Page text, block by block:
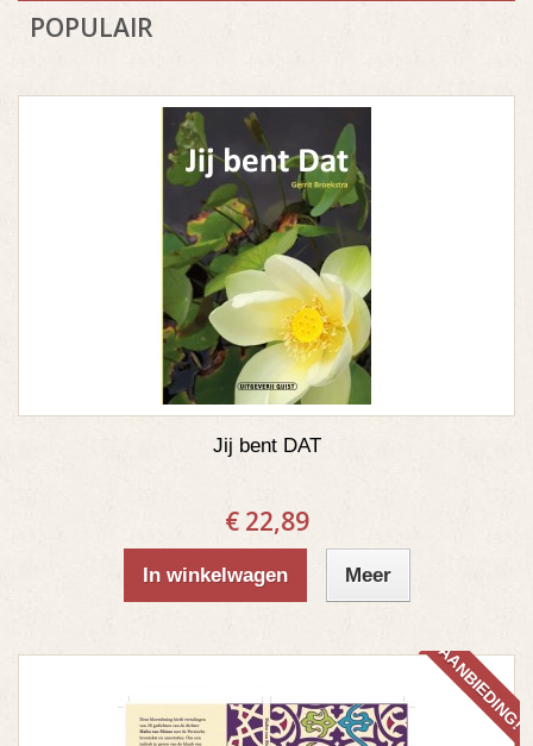
POPULAIR
Jij bent DAT
€ 22,89
In winkelwagen Meer
AANBIEDING!